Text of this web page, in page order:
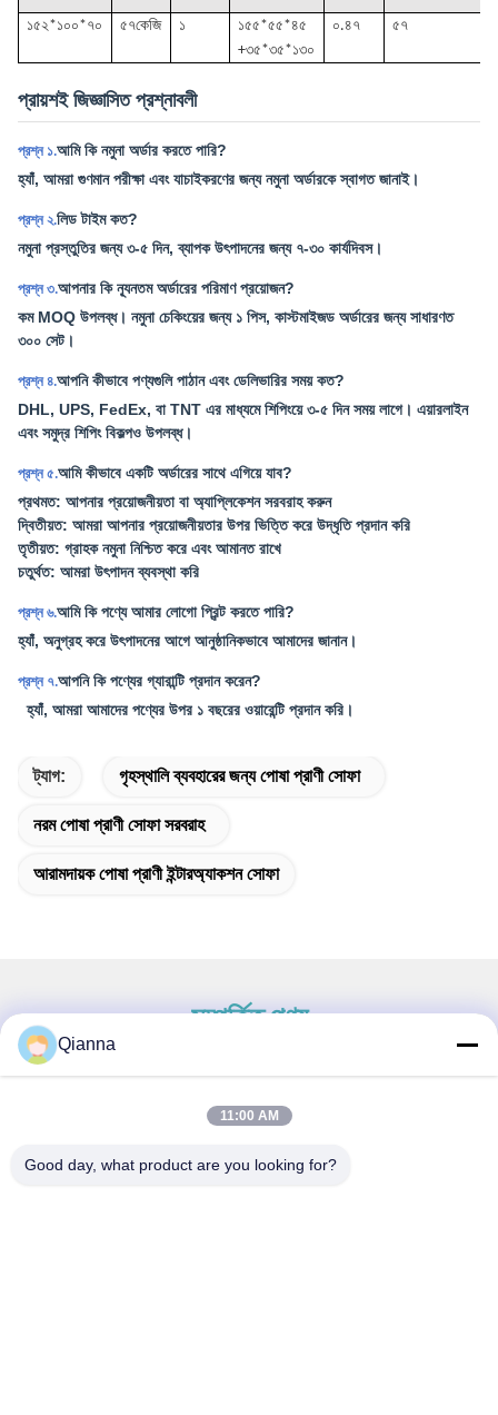
১৫২*১০০*৭০ ৫৭কেজি ১
১৫৫*৫৫*৪৫
+৩৫*৩৫*১৩০
০.৪৭ ৫৭
প্রায়শই জিজ্ঞাসিত প্রশ্নাবলী
প্রশ্ন ১.আমি কি নমুনা অর্ডার করতে পারি?
হ্যাঁ, আমরা গুণমান পরীক্ষা এবং যাচাইকরণের জন্য নমুনা অর্ডারকে স্বাগত জানাই।
প্রশ্ন ২.লিড টাইম কত?
নমুনা প্রস্তুতির জন্য ৩-৫ দিন, ব্যাপক উৎপাদনের জন্য ৭-৩০ কার্যদিবস।
প্রশ্ন ৩.আপনার কি ন্যূনতম অর্ডারের পরিমাণ প্রয়োজন?
কম MOQ উপলব্ধ। নমুনা চেকিংয়ের জন্য ১ পিস, কাস্টমাইজড অর্ডারের জন্য সাধারণত
৩০০ সেট।
প্রশ্ন ৪.আপনি কীভাবে পণ্যগুলি পাঠান এবং ডেলিভারির সময় কত?
DHL, UPS, FedEx, বা TNT এর মাধ্যমে শিপিংয়ে ৩-৫ দিন সময় লাগে। এয়ারলাইন
এবং সমুদ্র শিপিং বিকল্পও উপলব্ধ।
প্রশ্ন ৫.আমি কীভাবে একটি অর্ডারের সাথে এগিয়ে যাব?
প্রথমত: আপনার প্রয়োজনীয়তা বা অ্যাপ্লিকেশন সরবরাহ করুন
দ্বিতীয়ত: আমরা আপনার প্রয়োজনীয়তার উপর ভিত্তি করে উদ্ধৃতি প্রদান করি
তৃতীয়ত: গ্রাহক নমুনা নিশ্চিত করে এবং আমানত রাখে
চতুর্থত: আমরা উৎপাদন ব্যবস্থা করি
প্রশ্ন ৬.আমি কি পণ্যে আমার লোগো প্রিন্ট করতে পারি?
হ্যাঁ, অনুগ্রহ করে উৎপাদনের আগে আনুষ্ঠানিকভাবে আমাদের জানান।
প্রশ্ন ৭.আপনি কি পণ্যের গ্যারান্টি প্রদান করেন?
হ্যাঁ, আমরা আমাদের পণ্যের উপর ১ বছরের ওয়ারেন্টি প্রদান করি।
ট্যাগ: গৃহস্থালি ব্যবহারের জন্য পোষা প্রাণী সোফা
নরম পোষা প্রাণী সোফা সরবরাহ
আরামদায়ক পোষা প্রাণী ইন্টারঅ্যাকশন সোফা
সম্পর্কিত পণ্য
Qianna
11:00 AM
Good day, what product are you looking for?